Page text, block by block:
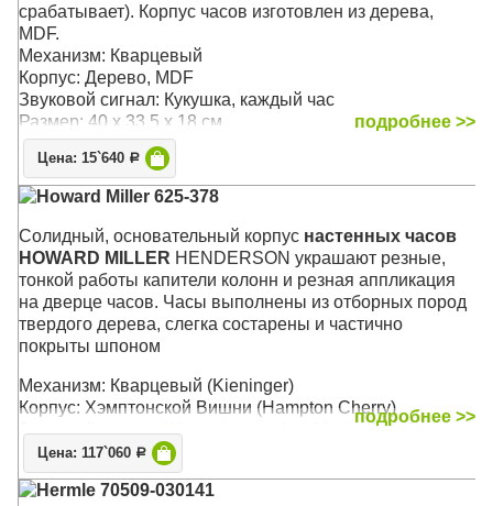
срабатывает). Корпус часов изготовлен из дерева,
MDF.
Механизм: Кварцевый
Корпус: Дерево, MDF
Звуковой сигнал: Кукушка, каждый час
Размер: 40 x 33,5 x 18 см
подробнее >>
Цена: 15`640 Р
Howard Miller 625-378
Cолидный, основательный корпус настенных часов
HOWARD MILLER HENDERSON украшают резные,
тонкой работы капители колонн и резная аппликация
на дверце часов. Часы выполнены из отборных пород
твердого дерева, слегка состарены и частично
покрыты шпоном
Механизм: Кварцевый (Kieninger)
Корпус: Хэмптонской Вишни (Hampton Cherry)
Звуковой сигнал:Westminster
, Бим-Бом
Размер: 64 x 35 х 13 см
подробнее >>
Цена: 117`060 Р
Hermle 70509-030141